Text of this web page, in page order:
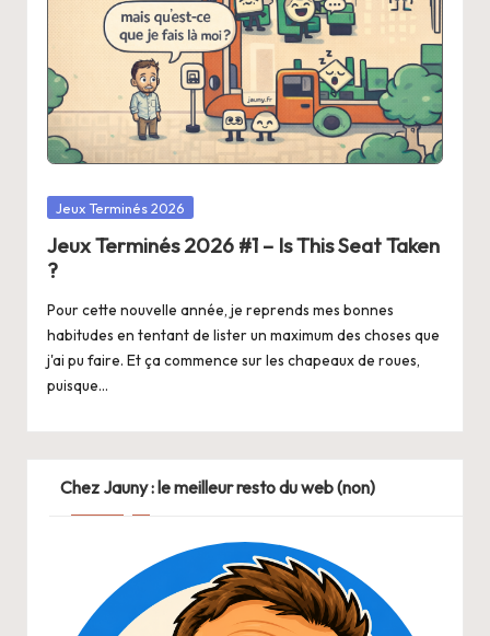
Posted
Jeux Terminés 2026
Jeux Terminés 2026 #1 – Is This Seat Taken
?
Pour cette nouvelle année, je reprends mes bonnes
habitudes en tentant de lister un maximum des choses que
j'ai pu faire. Et ça commence sur les chapeaux de roues,
puisque…
Chez Jauny : le meilleur resto du web (non)